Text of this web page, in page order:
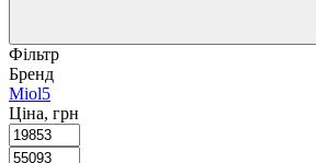
Фільтр
Бренд
Miol5
Ціна, грн